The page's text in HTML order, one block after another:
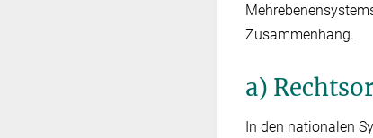
Zusammenhang.
a)
In den nationalen